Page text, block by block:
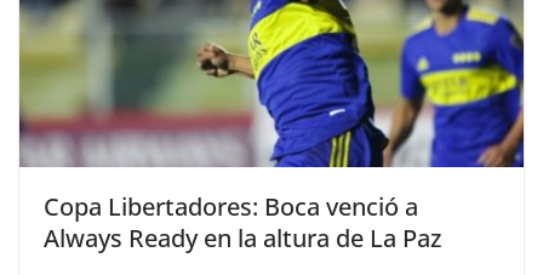
Copa Libertadores: Boca venció a
Always Ready en la altura de La Paz